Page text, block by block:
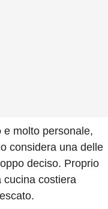
e molto personale,
considera una delle
deciso. Proprio
cucina costiera